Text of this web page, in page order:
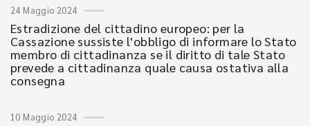
24 Maggio 2024
Estradizione del cittadino europeo: per la
Cassazione sussiste l'obbligo di informare lo Stato
membro di cittadinanza se il diritto di tale Stato
prevede a cittadinanza quale causa ostativa alla
consegna
10 Maggio 2024